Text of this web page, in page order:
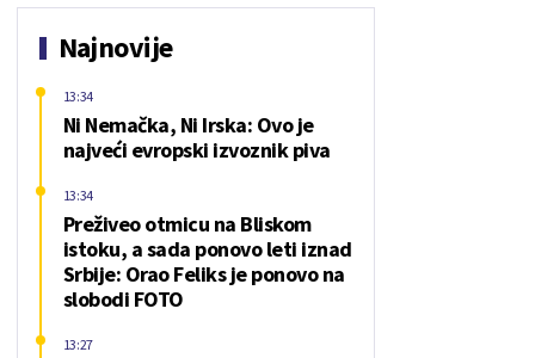
Najnovije
Ni Nemačka, Ni Irska: Ovo je
najveći evropski izvoznik piva
13:34
Preživeo otmicu na Bliskom
istoku, a sada ponovo leti iznad
Srbije: Orao Feliks je ponovo na
slobodi FOTO
13:34
13:27